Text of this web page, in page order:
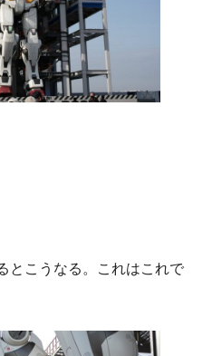
とこうなる。これはこれで